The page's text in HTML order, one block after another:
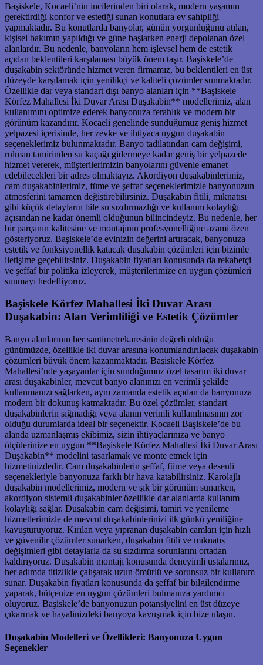
Başiskele, Kocaeli’nin incilerinden biri olarak, modern yaşamın
gerektirdiği konfor ve estetiği sunan konutlara ev sahipliği
yapmaktadır. Bu konutlarda banyolar, günün yorgunluğunu atılan,
kişisel bakımın yapıldığı ve güne başlarken enerji depolanan özel
alanlardır. Bu nedenle, banyoların hem işlevsel hem de estetik
açıdan beklentileri karşılaması büyük önem taşır. Başiskele’de
duşakabin sektöründe hizmet veren firmamız, bu beklentileri en üst
düzeyde karşılamak için yenilikçi ve kaliteli çözümler sunmaktadır.
Özellikle dar veya standart dışı banyo alanları için **Başiskele
Körfez Mahallesi İki Duvar Arası Duşakabin** modellerimiz, alan
kullanımını optimize ederek banyonuza ferahlık ve modern bir
görünüm kazandırır. Kocaeli genelinde sunduğumuz geniş hizmet
yelpazesi içerisinde, her zevke ve ihtiyaca uygun duşakabin
seçeneklerimiz bulunmaktadır. Banyo tadilatından cam değişimi,
rulman tamirinden su kaçağı gidermeye kadar geniş bir yelpazede
hizmet vererek, müşterilerimizin banyolarını güvenle emanet
edebilecekleri bir adres olmaktayız. Akordiyon duşakabinlerimiz,
cam duşakabinlerimiz, füme ve şeffaf seçeneklerimizle banyonuzun
atmosferini tamamen değiştirebilirsiniz. Duşakabin fitili, mıknatısı
gibi küçük detayların bile su sızdırmazlığı ve kullanım kolaylığı
açısından ne kadar önemli olduğunun bilincindeyiz. Bu nedenle, her
bir parçanın kalitesine ve montajının profesyonelliğine azami özen
gösteriyoruz. Başiskele’de evinizin değerini artıracak, banyonuza
estetik ve fonksiyonellik katacak duşakabin çözümleri için bizimle
iletişime geçebilirsiniz. Duşakabin fiyatları konusunda da rekabetçi
ve şeffaf bir politika izleyerek, müşterilerimize en uygun çözümleri
sunmayı hedefliyoruz.
Başiskele Körfez Mahallesi İki Duvar Arası
Duşakabin: Alan Verimliliği ve Estetik Çözümler
Banyo alanlarının her santimetrekaresinin değerli olduğu
günümüzde, özellikle iki duvar arasına konumlandırılacak duşakabin
çözümleri büyük önem kazanmaktadır. Başiskele Körfez
Mahallesi’nde yaşayanlar için sunduğumuz özel tasarım iki duvar
arası duşakabinler, mevcut banyo alanınızı en verimli şekilde
kullanmanızı sağlarken, aynı zamanda estetik açıdan da banyonuza
modern bir dokunuş katmaktadır. Bu özel çözümler, standart
duşakabinlerin sığmadığı veya alanın verimli kullanılmasının zor
olduğu durumlarda ideal bir seçenektir. Kocaeli Başiskele’de bu
alanda uzmanlaşmış ekibimiz, sizin ihtiyaçlarınıza ve banyo
ölçülerinize en uygun **Başiskele Körfez Mahallesi İki Duvar Arası
Duşakabin** modelini tasarlamak ve monte etmek için
hizmetinizdedir. Cam duşakabinlerin şeffaf, füme veya desenli
seçenekleriyle banyonuza farklı bir hava katabilirsiniz. Karolajlı
duşakabin modellerimiz, modern ve şık bir görünüm sunarken,
akordiyon sistemli duşakabinler özellikle dar alanlarda kullanım
kolaylığı sağlar. Duşakabin cam değişimi, tamiri ve yenileme
hizmetlerimizle de mevcut duşakabinlerinizi ilk günkü yeniliğine
kavuşturuyoruz. Kırılan veya yıpranan duşakabin camları için hızlı
ve güvenilir çözümler sunarken, duşakabin fitili ve mıknatıs
değişimleri gibi detaylarla da su sızdırma sorunlarını ortadan
kaldırıyoruz. Duşakabin montajı konusunda deneyimli ustalarımız,
her adımda titizlikle çalışarak uzun ömürlü ve sorunsuz bir kullanım
sunar. Duşakabin fiyatları konusunda da şeffaf bir bilgilendirme
yaparak, bütçenize en uygun çözümleri bulmanıza yardımcı
oluyoruz. Başiskele’de banyonuzun potansiyelini en üst düzeye
çıkarmak ve hayalinizdeki banyoya kavuşmak için bize ulaşın.
Duşakabin Modelleri ve Özellikleri: Banyonuza Uygun
Seçenekler